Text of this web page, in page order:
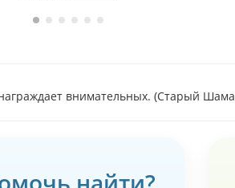
внимательных. (Старый